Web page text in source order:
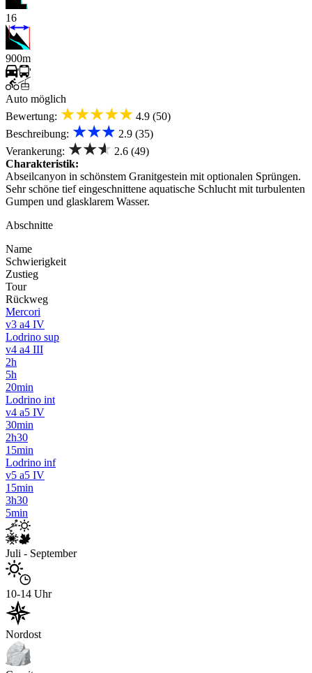
16
900m
Auto möglich
Bewertung: ★★★★★ 4.9 (50)
Beschreibung: ★★★ 2.9 (35)
Verankerung: ★★★ 2.6 (49)
Charakteristik:
Abseilcanyon in schönstem Granitgestein mit optionalen Sprüngen.
Sehr schöne tief eingeschnittene aquatische Schlucht mit turbulenten
Gumpen und glasklarem Wasser.
Abschnitte
Name
Schwierigkeit
Zustieg
Tour
Rückweg
Mercori
v3 a4 IV
Lodrino sup
v4 a4 III
2h
5h
20min
Lodrino int
v4 a5 IV
30min
2h30
15min
Lodrino inf
v5 a5 IV
15min
3h30
5min
Juli - September
10-14 Uhr
Nordost